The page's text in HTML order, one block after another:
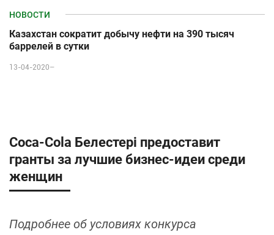
НОВОСТИ
Казахстан сократит добычу нефти на 390 тысяч
баррелей в сутки
13-04-2020–
Coca-Cola Белестері предоставит
гранты за лучшие бизнес-идеи среди
женщин
Подробнее об условиях конкурса